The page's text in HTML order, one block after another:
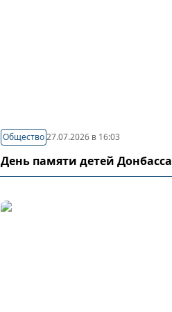
Общество27.07.2026 в 16:03
День памяти детей Донбасса